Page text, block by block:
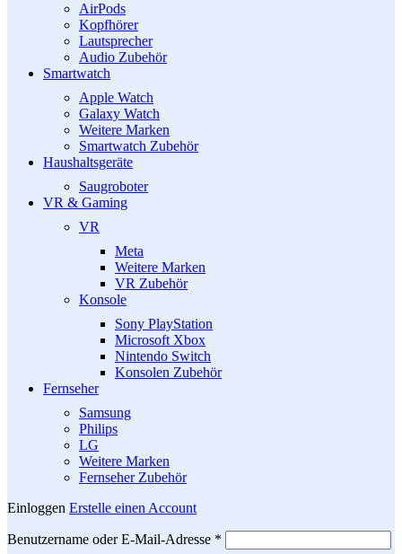
AirPods
Kopfhörer
Lautsprecher
Audio Zubehör
Smartwatch
Apple Watch
Galaxy Watch
Weitere Marken
Smartwatch Zubehör
Haushaltsgeräte
Saugroboter
VR & Gaming
VR
Meta
Weitere Marken
VR Zubehör
Konsole
Sony PlayStation
Microsoft Xbox
Nintendo Switch
Konsolen Zubehör
Fernseher
Samsung
Philips
LG
Weitere Marken
Fernseher Zubehör
Einloggen Erstelle einen Account
Benutzername oder E-Mail-Adresse *